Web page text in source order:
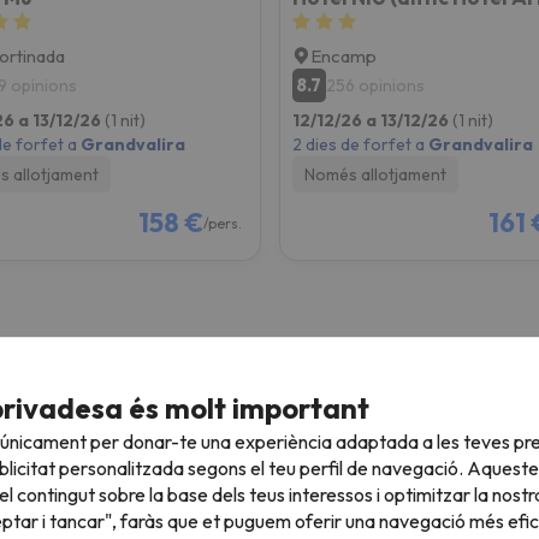
opinions
a 13/12/26 (1 nit)
forfet a Grandvalira
allotjament
158 €/pers.
Encamp
8.7 256 opinions
12/12/26 a 13/12/26 (1 nit)
2 dies de forfet a Grandvalira
Només allotjament
161
Esquí Pont de Desembre
3 nits + 2 Dies de forfait
Des de
185 €
4
és molt important
per donar-te una experiència adaptada a les teves
personalitzada segons el teu perfil de navegació.
contingut sobre la base dels teus interessos i optimitzar la
i tancar", faràs que et puguem oferir una navegació més